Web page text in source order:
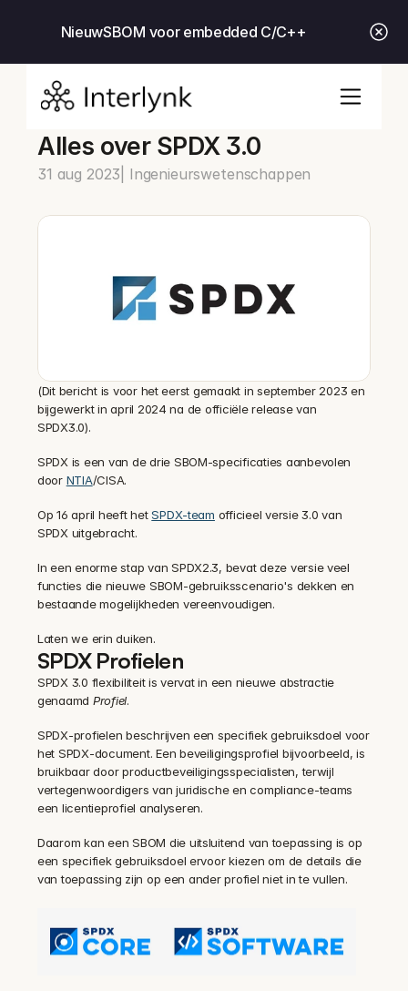
NieuwSBOM voor embedded C/C++
Alles over SPDX 3.0
31 aug 2023 | Ingenieurswetenschappen
(Dit bericht is voor het eerst gemaakt in september 2023 en
bijgewerkt in april 2024 na de officiële release van
SPDX3.0).
SPDX is een van de drie SBOM-specificaties aanbevolen
door NTIA/CISA.
Op 16 april heeft het SPDX-team officieel versie 3.0 van
SPDX uitgebracht.
In een enorme stap van SPDX2.3, bevat deze versie veel
functies die nieuwe SBOM-gebruiksscenario's dekken en
bestaande mogelijkheden vereenvoudigen.
Laten we erin duiken.
SPDX Profielen
SPDX 3.0 flexibiliteit is vervat in een nieuwe abstractie
genaamd Profiel.
SPDX-profielen beschrijven een specifiek gebruiksdoel voor
het SPDX-document. Een beveiligingsprofiel bijvoorbeeld, is
bruikbaar door productbeveiligingsspecialisten, terwijl
vertegenwoordigers van juridische en compliance-teams
een licentieprofiel analyseren.
Daarom kan een SBOM die uitsluitend van toepassing is op
een specifiek gebruiksdoel ervoor kiezen om de details die
van toepassing zijn op een ander profiel niet in te vullen.